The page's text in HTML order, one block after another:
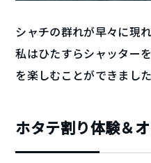
シャチの群れが早々に現
私はひたすらシャッター
を楽しむことができました
ホタテ割り体験＆